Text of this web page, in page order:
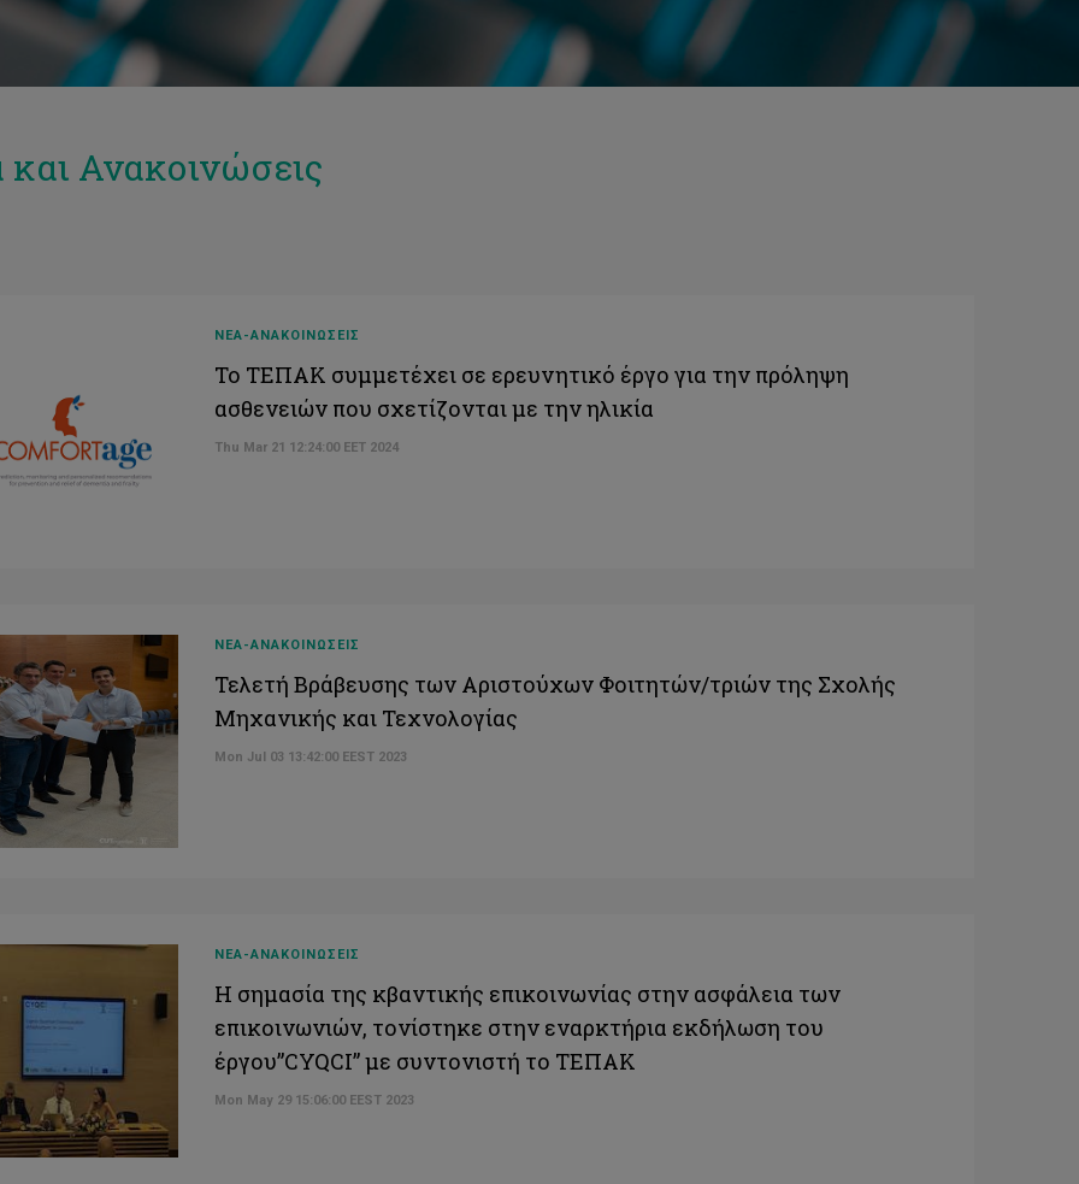
Ανακοινώσεις
ΝΕΑ-ΑΝΑΚΟΙΝΩΣΕΙΣ
Το ΤΕΠΑΚ συμμετέχει σε ερευνητικό έργο για την πρόληψη
ασθενειών που σχετίζονται με την ηλικία
Thu Mar 21 12:24:00 EET 2024
ΝΕΑ-ΑΝΑΚΟΙΝΩΣΕΙΣ
Τελετή Βράβευσης των Αριστούχων Φοιτητών/τριών της Σχολής
Μηχανικής και Τεχνολογίας
Mon Jul 03 13:42:00 EEST 2023
ΝΕΑ-ΑΝΑΚΟΙΝΩΣΕΙΣ
Η σημασία της κβαντικής επικοινωνίας στην ασφάλεια των
επικοινωνιών, τονίστηκε στην εναρκτήρια εκδήλωση του
έργου”CYQCI” με συντονιστή το ΤΕΠΑΚ
Mon May 29 15:06:00 EEST 2023